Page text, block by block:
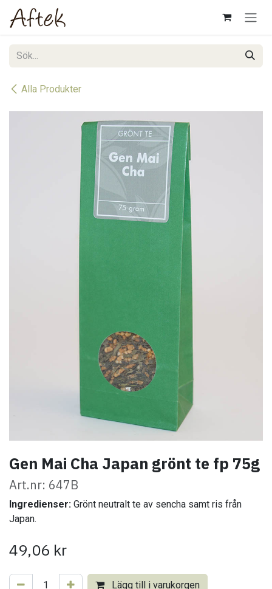
Hoppa till innehåll
Alla Produkter
Gen Mai Cha Japan grönt te fp 75g
Art.nr: 647B
Ingredienser: Grönt neutralt te av sencha samt ris från
Japan.
49,06 kr
Lägg till i varukorgen